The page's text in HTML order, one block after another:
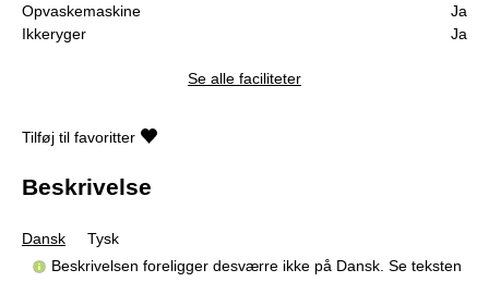
Opvaskemaskine
Ja
Ikkeryger
Ja
Se alle faciliteter
Tilføj til favoritter
Beskrivelse
Dansk
Tysk
Beskrivelsen foreligger desværre ikke på Dansk. Se teksten